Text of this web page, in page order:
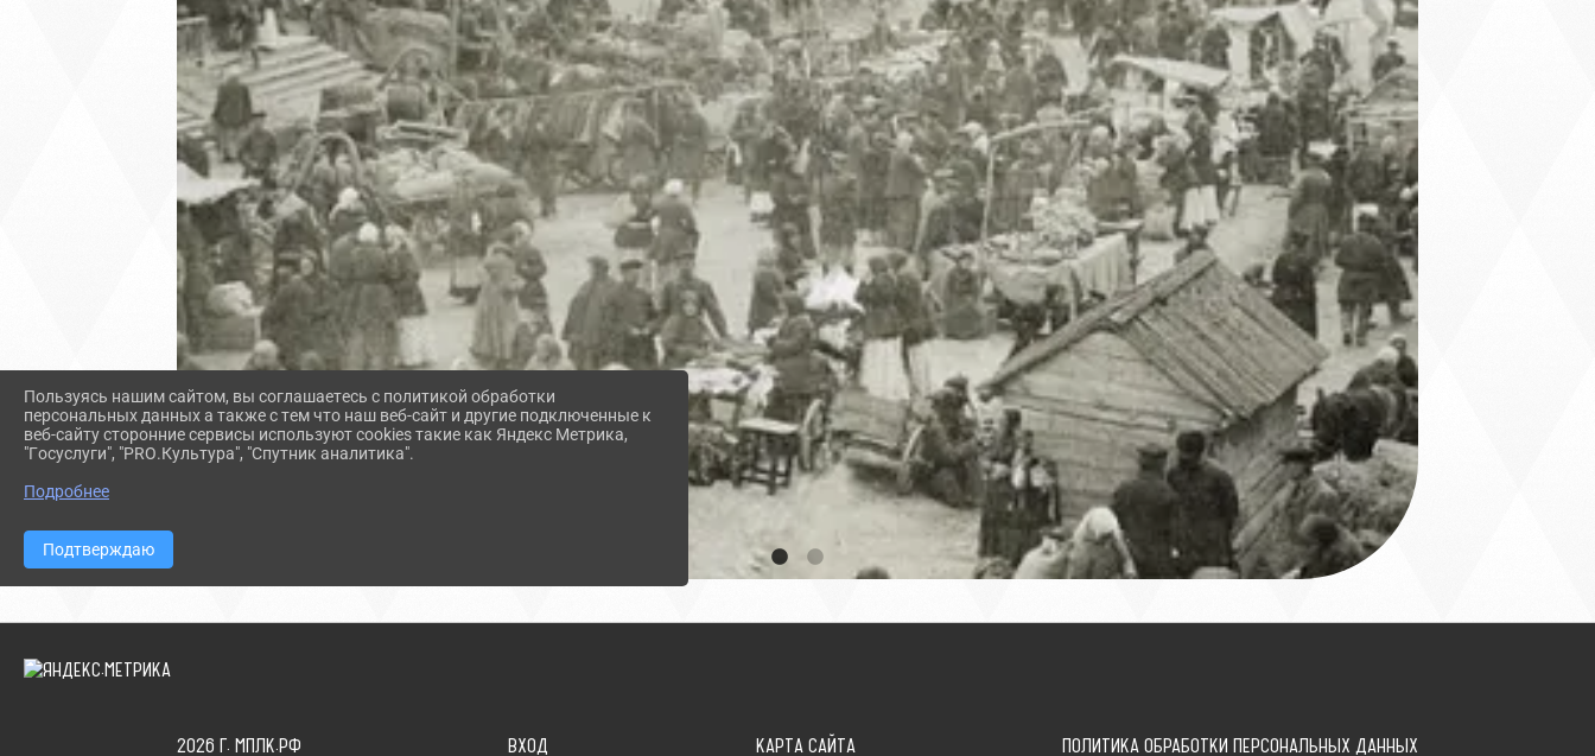
2026 Г. МПЛК.РФ ВХОД КАРТА САЙТА ПОЛИТИКА ОБРАБОТКИ ПЕРСОНАЛЬНЫХ ДАННЫХ
Пользуясь нашим сайтом, вы соглашаетесь с политикой обработки
персональных данных а также с тем что наш веб-сайт и другие подключенные к
веб-сайту сторонние сервисы используют cookies такие как Яндекс Метрика,
"Госуслуги", "PRO.Культура", "Спутник аналитика".
Подробнее
Подтверждаю